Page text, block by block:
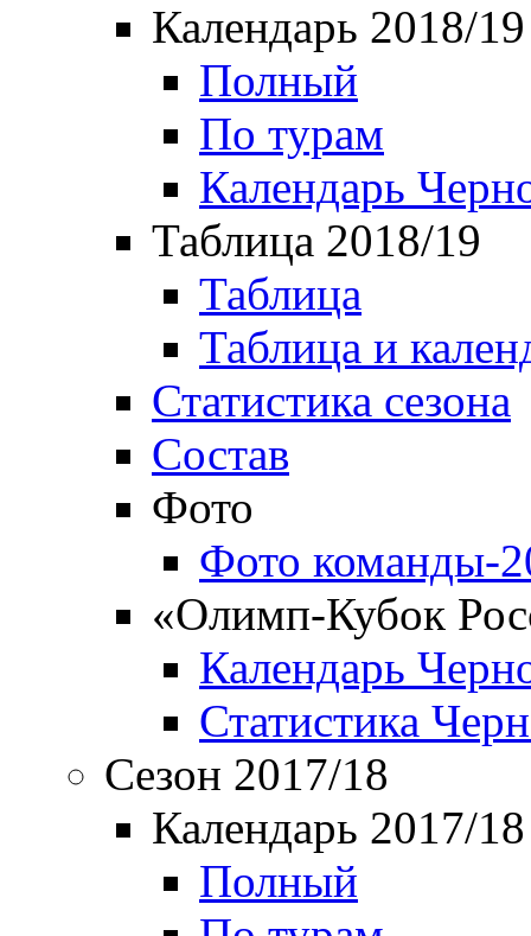
Календарь 2018/19
Полный
По турам
Календарь
Таблица 2018/19
Таблица
Таблица и
Статистика сезона
Состав
Фото
Фото команды-
«Олимп-Кубок
Календарь
Статистика
Сезон 2017/18
Календарь 2017/18
Полный